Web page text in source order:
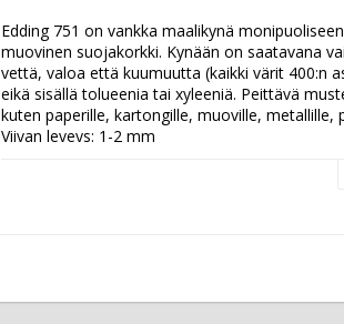
Edding 751 on vankka maalikynä
muovinen suojakorkki. Kynään on saatavana
vettä, valoa että kuumuutta (kaikki värit 400:n
eikä sisällä tolueenia tai xyleeniä. Peittävä
kuten paperille, kartongille, muoville, metallille,
Viivan leveys: 1-2 mm